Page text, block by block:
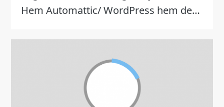
Hem Automattic/ WordPress hem de…